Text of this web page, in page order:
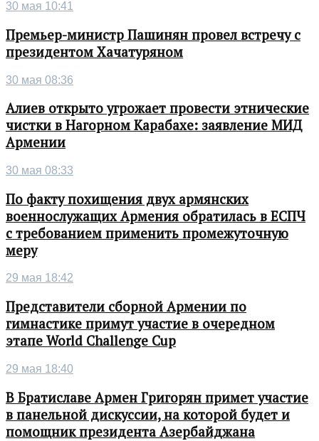
30 мая 10:41
Премьер-министр Пашинян провел встречу с
президентом Хачатуряном
30 мая 08:36
Алиев открыто угрожает провести этнические
чистки в Нагорном Карабахе: заявление МИД
Армении
30 мая 08:33
По факту похищения двух армянских
военнослужащих Армения обратилась в ЕСПЧ
с требованием применить промежуточную
меру
29 мая 18:42
Представители сборной Армении по
гимнастике примут участие в очередном
этапе World Challenge Cup
29 мая 18:40
В Братиславе Армен Григорян примет участие
в панельной дискуссии, на которой будет и
помощник президента Азербайджана